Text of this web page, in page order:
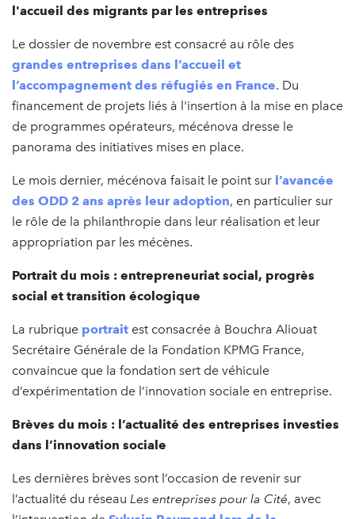
l'accueil des migrants par les entreprises
Le dossier de novembre est consacré au rôle des
grandes entreprises dans l’accueil et
l’accompagnement des réfugiés en France. Du
financement de projets liés à l'insertion à la mise en place
de programmes opérateurs, mécénova dresse le
panorama des initiatives mises en place.
Le mois dernier, mécénova faisait le point sur l’avancée
des ODD 2 ans après leur adoption, en particulier sur
le rôle de la philanthropie dans leur réalisation et leur
appropriation par les mécènes.
Portrait du mois : entrepreneuriat social, progrès
social et transition écologique
La rubrique portrait est consacrée à Bouchra Aliouat
Secrétaire Générale de la Fondation KPMG France,
convaincue que la fondation sert de véhicule
d’expérimentation de l’innovation sociale en entreprise.
Brèves du mois : l’actualité des entreprises investies
dans l’innovation sociale
Les dernières brèves sont l’occasion de revenir sur
l’actualité du réseau Les entreprises pour la Cité, avec